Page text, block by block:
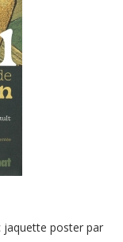
jaquette poster par